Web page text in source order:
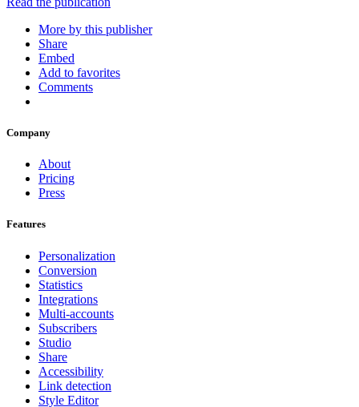
More by this publisher
Share
Embed
Add to favorites
Comments
Company
About
Pricing
Press
Features
Personalization
Conversion
Statistics
Integrations
Multi-accounts
Subscribers
Studio
Share
Accessibility
Link detection
Style Editor